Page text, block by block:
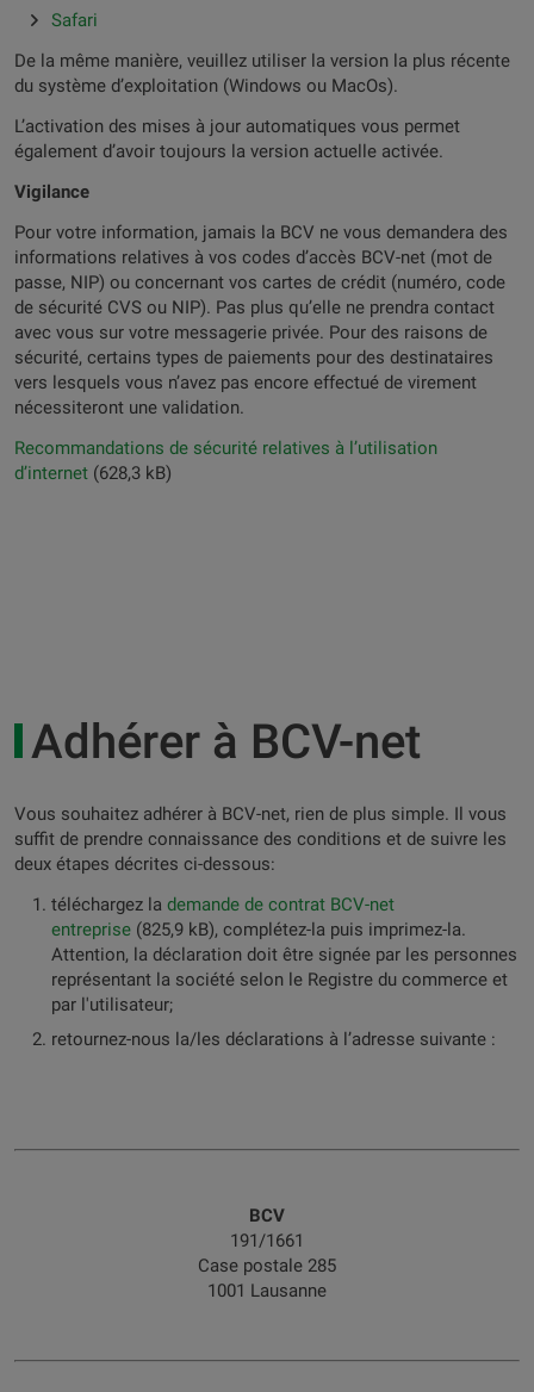
Safari
De la même manière, veuillez utiliser la version la plus récente
du système d’exploitation (Windows ou MacOs).
L’activation des mises à jour automatiques vous permet
également d’avoir toujours la version actuelle activée.
Vigilance
Pour votre information, jamais la BCV ne vous demandera des
informations relatives à vos codes d’accès BCV-net (mot de
passe, NIP) ou concernant vos cartes de crédit (numéro, code
de sécurité CVS ou NIP). Pas plus qu’elle ne prendra contact
avec vous sur votre messagerie privée. Pour des raisons de
sécurité, certains types de paiements pour des destinataires
vers lesquels vous n’avez pas encore effectué de virement
nécessiteront une validation.
Recommandations de sécurité relatives à l’utilisation
d’internet (628,3 kB)
Adhérer à BCV-net
Vous souhaitez adhérer à BCV-net, rien de plus simple. Il vous
suffit de prendre connaissance des conditions et de suivre les
deux étapes décrites ci-dessous:
téléchargez la demande de contrat BCV-net
entreprise (825,9 kB), complétez-la puis imprimez-la.
Attention, la déclaration doit être signée par les personnes
représentant la société selon le Registre du commerce et
par l'utilisateur;
retournez-nous la/les déclarations à l’adresse suivante :
BCV
191/1661
Case postale 285
1001 Lausanne